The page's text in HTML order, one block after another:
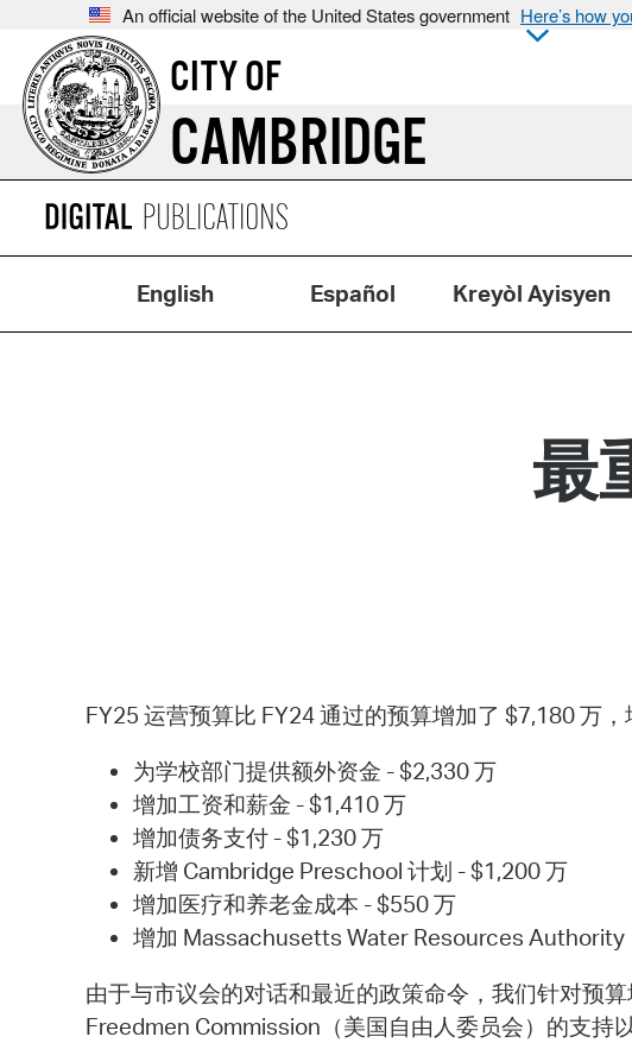
An official website of the United States government Here’s how
CITY OF
CAMBRIDGE
English Español Kreyòl Ayisyen
最
FY25 运营预算比 FY24 通过的预算增加了 $7,180 万
为学校部门提供额外资金 - $2,330 万
增加工资和薪金 - $1,410 万
增加债务支付 - $1,230 万
新增 Cambridge Preschool 计划 - $1,200 万
增加医疗和养老金成本 - $550 万
增加 Massachusetts Water Resources
由于与市议会的对话和最近的政策命令，我们针对预
Freedmen Commission（美国自由人委员会）的支持